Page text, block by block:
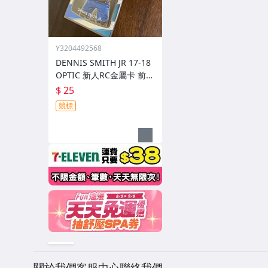
Y3204492568
DENNIS SMITH JR 17-18
OPTIC 新人RC金屬卡 前後
圖
$ 25
競標